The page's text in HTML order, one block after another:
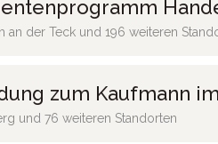
an der Teck und 196 weiteren
zum Kaufmann
und 76 weiteren Standorten